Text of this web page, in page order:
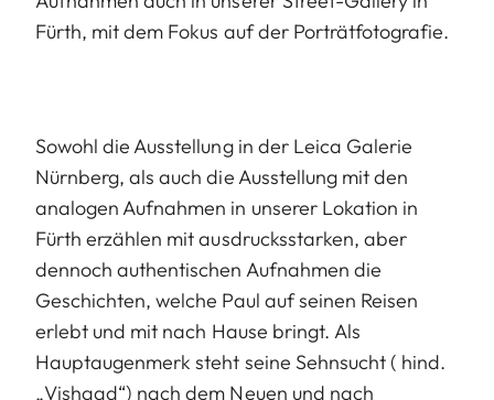
Fürth, mit dem Fokus auf der Porträtfotografie.
Sowohl die Ausstellung in der Leica Galerie
Nürnberg, als auch die Ausstellung mit den
analogen Aufnahmen in unserer Lokation in
Fürth erzählen mit ausdrucksstarken, aber
dennoch authentischen Aufnahmen die
Geschichten, welche Paul auf seinen Reisen
erlebt und mit nach Hause bringt. Als
Hauptaugenmerk steht seine Sehnsucht ( hind.
„Vishaad“) nach dem Neuen und nach